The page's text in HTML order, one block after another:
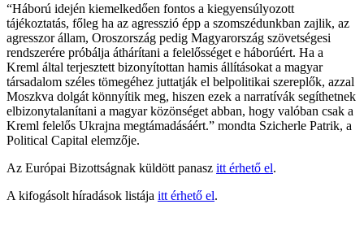
“Háború idején kiemelkedően fontos a kiegyensúlyozott
tájékoztatás, főleg ha az agresszió épp a szomszédunkban zajlik, az
agresszor állam, Oroszország pedig Magyarország szövetségesi
rendszerére próbálja áthárítani a felelősséget e háborúért. Ha a
Kreml által terjesztett bizonyítottan hamis állításokat a magyar
társadalom széles tömegéhez juttatják el belpolitikai szereplők, azzal
Moszkva dolgát könnyítik meg, hiszen ezek a narratívák segíthetnek
elbizonytalanítani a magyar közönséget abban, hogy valóban csak a
Kreml felelős Ukrajna megtámadásáért.” mondta Szicherle Patrik, a
Political Capital elemzője.
Az Európai Bizottságnak küldött panasz itt érhető el.
A kifogásolt híradások listája itt érhető el.